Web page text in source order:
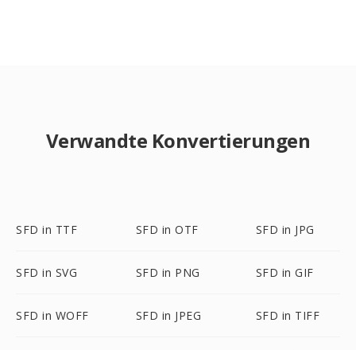
Verwandte Konvertierungen
SFD in TTF SFD in OTF SFD in JPG
SFD in SVG SFD in PNG SFD in GIF
SFD in WOFF SFD in JPEG SFD in TIFF